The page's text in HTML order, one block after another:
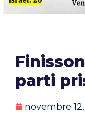
parti
novembre